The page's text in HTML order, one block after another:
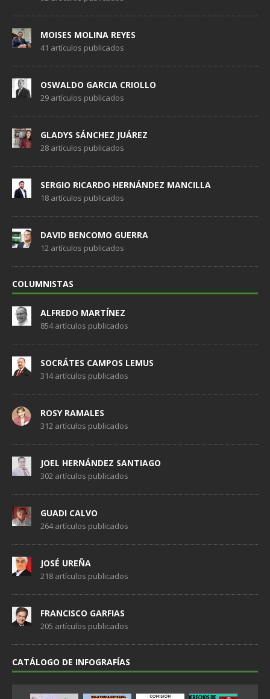
MOISES MOLINA REYES
41 artículos publicados
OSWALDO GARCIA CRIOLLO
29 artículos publicados
GLADYS SÁNCHEZ JUÁREZ
28 artículos publicados
SERGIO RICARDO HERNÁNDEZ MANCILLA
18 artículos publicados
DAVID BENCOMO GUERRA
12 artículos publicados
COLUMNISTAS
ALFREDO MARTÍNEZ
854 artículos publicados
SOCRÁTES CAMPOS LEMUS
314 artículos publicados
ROSY RAMALES
312 artículos publicados
JOEL HERNÁNDEZ SANTIAGO
302 artículos publicados
GUADI CALVO
264 artículos publicados
JOSÉ UREÑA
218 artículos publicados
FRANCISCO GARFIAS
205 artículos publicados
CATÁLOGO DE INFOGRAFÍAS